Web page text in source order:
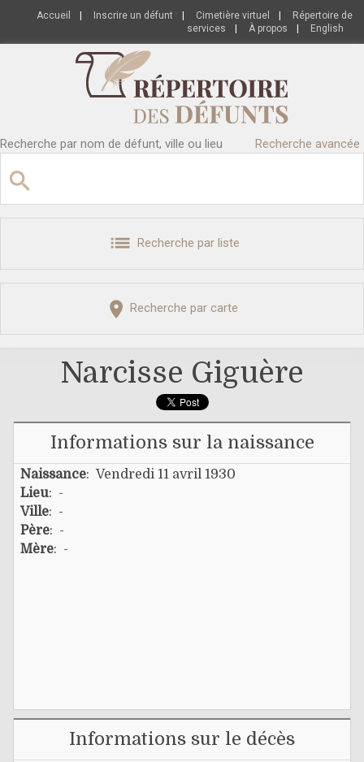
Accueil Inscrire un défunt Cimetière virtuel
Répertoire de
services
À propos English
Recherche par nom de défunt, ville ou lieu Recherche avancée
Recherche par liste
Recherche par carte
Narcisse Giguère
Informations sur la naissance
Naissance: Vendredi 11 avril 1930
Lieu: -
Ville: -
Père: -
Mère: -
Informations sur le décès